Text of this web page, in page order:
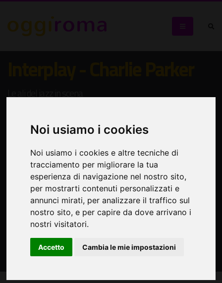
Noi usiamo i cookies
Noi usiamo i cookies e altre tecniche di
tracciamento per migliorare la tua
esperienza di navigazione nel nostro sito,
per mostrarti contenuti personalizzati e
annunci mirati, per analizzare il traffico sul
nostro sito, e per capire da dove arrivano i
nostri visitatori.
Accetto Cambia le mie impostazioni